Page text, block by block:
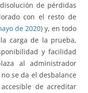
de pérdidas
con el resto de
de 2020) y, en todo
carga de la prueba,
y facilidad
al administrador
se da el desbalance
de acreditar